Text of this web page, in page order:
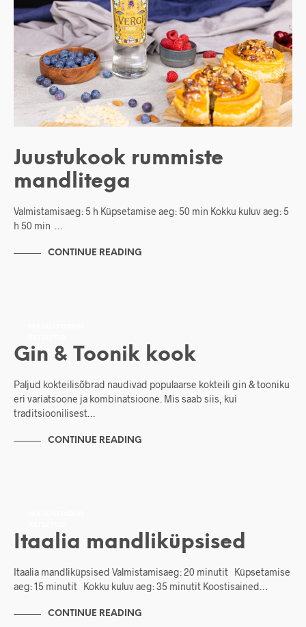
Juustukook rummiste
mandlitega
Valmistamisaeg: 5 h Küpsetamise aeg: 50 min Kokku kuluv aeg: 5
h 50 min …
CONTINUE READING
Gin & Toonik kook
Paljud kokteilisõbrad naudivad populaarse kokteili gin & tooniku
eri variatsoone ja kombinatsioone. Mis saab siis, kui
traditsioonilisest…
CONTINUE READING
Itaalia mandliküpsised
Itaalia mandliküpsised Valmistamisaeg: 20 minutit Küpsetamise
aeg: 15 minutit Kokku kuluv aeg: 35 minutit Koostisained…
CONTINUE READING